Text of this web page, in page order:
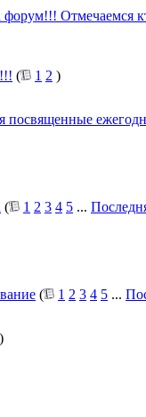
Отмечаемся
( 1 2 )
посвященные
( 1 2 3 4 5 ...
( 1 2 3 4 5 ...
)